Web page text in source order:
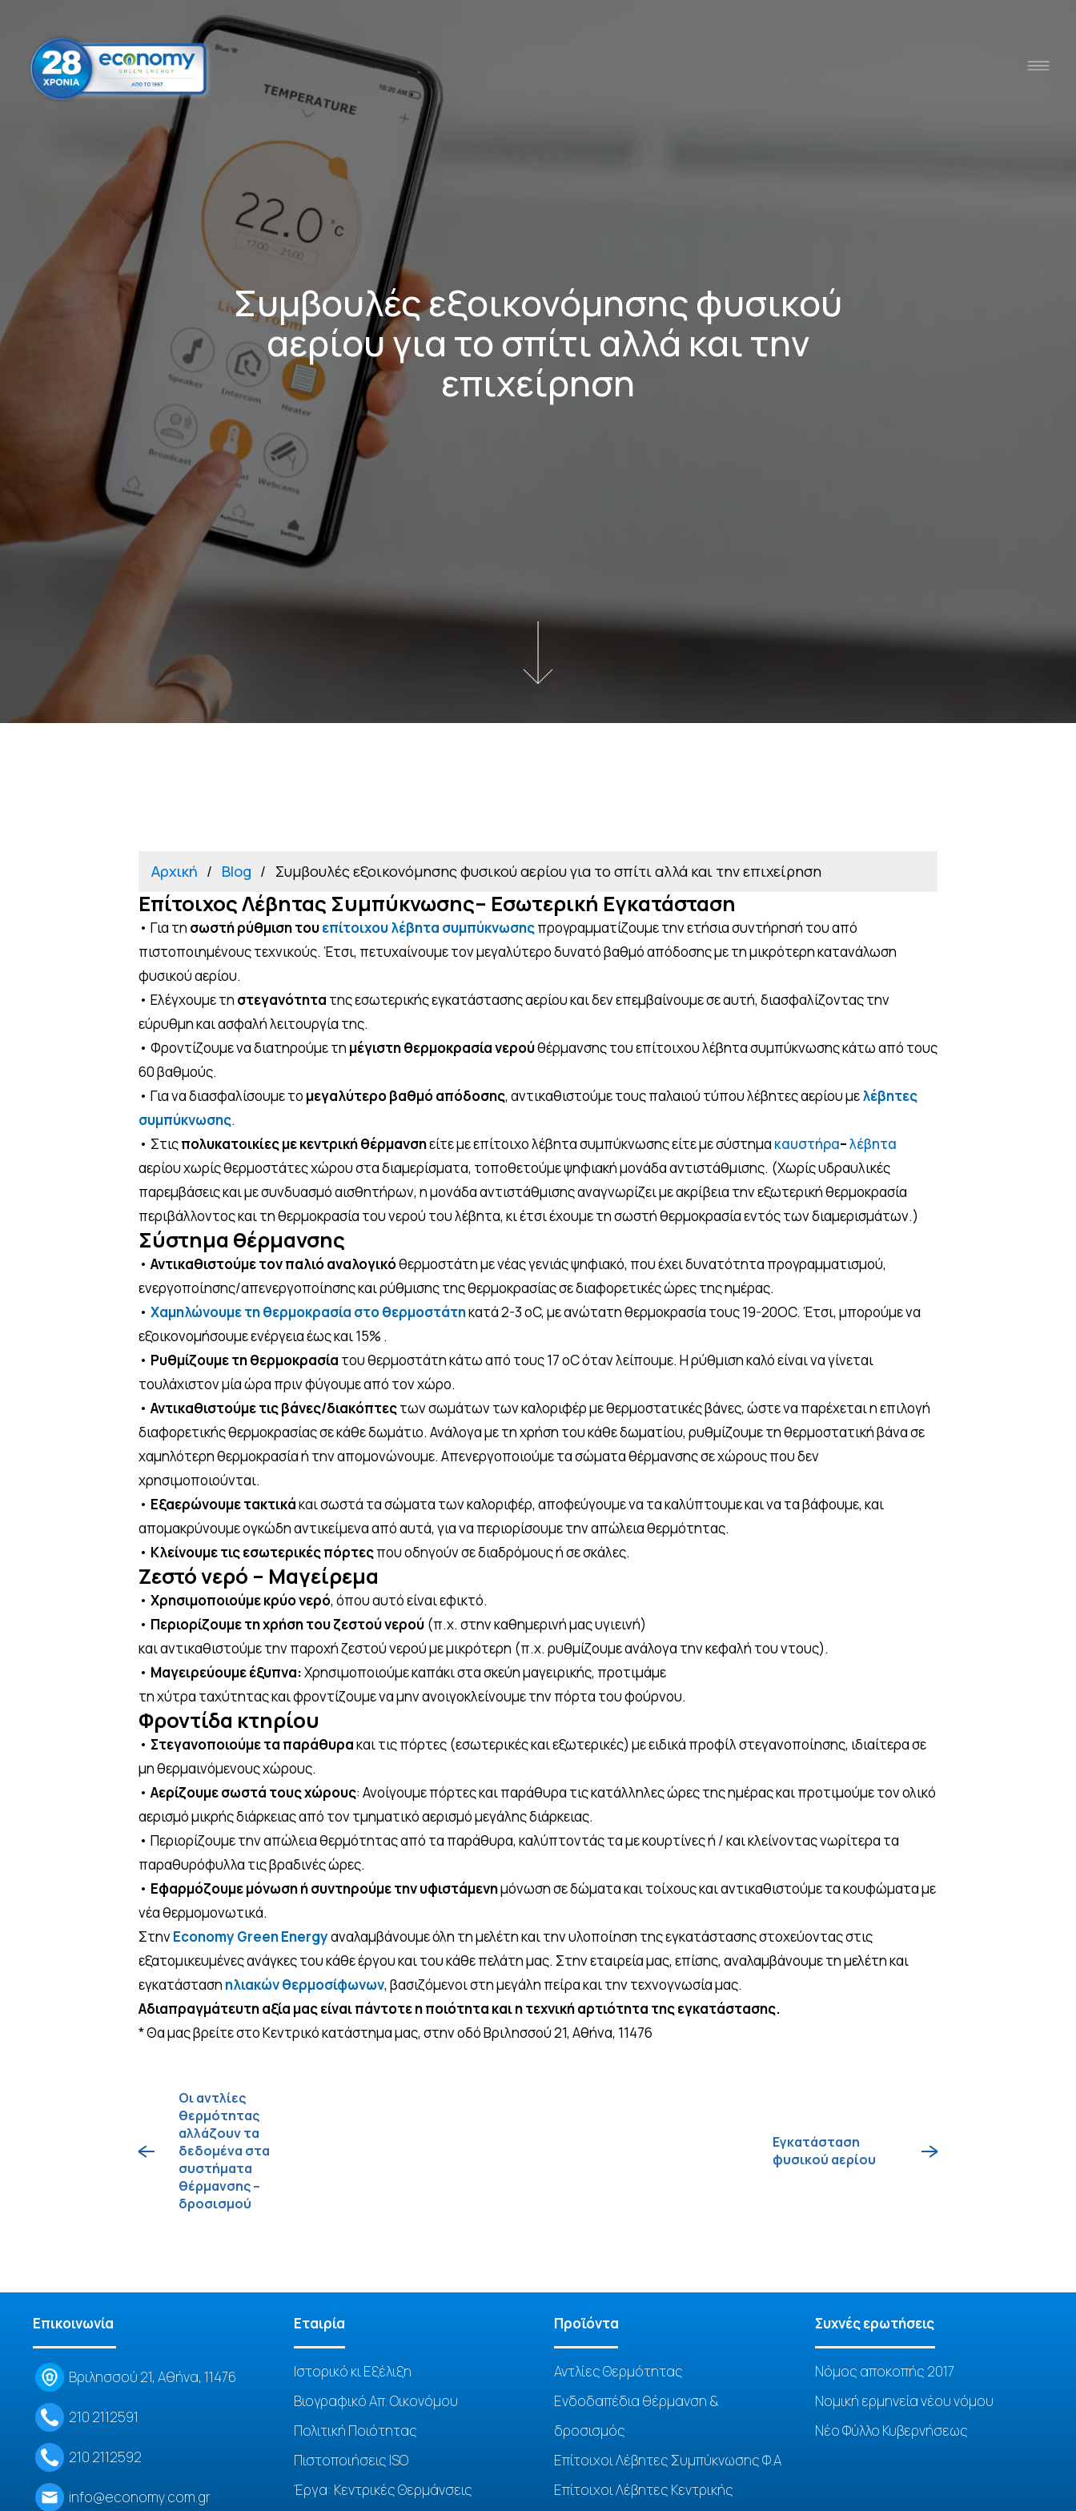
Συμβουλές εξοικονόμησης φυσικού
αερίου για το σπίτι αλλά και την
επιχείρηση
Αρχική Blog Συμβουλές εξοικονόμησης φυσικού αερίου για το σπίτι αλλά και την επιχείρηση
Επίτοιχος Λέβητας Συμπύκνωσης– Εσωτερική Εγκατάσταση
• Για τη σωστή ρύθμιση τουεπίτοιχου λέβητα συμπύκνωσηςπρογραμματίζουμε την ετήσια συντήρησή του από
πιστοποιημένους τεχνικούς. Έτσι, πετυχαίνουμε τον μεγαλύτερο δυνατό βαθμό απόδοσης με τη μικρότερη κατανάλωση
φυσικού αερίου.
• Ελέγχουμε τη στεγανότητα της εσωτερικής εγκατάστασης αερίου και δεν επεμβαίνουμε σε αυτή, διασφαλίζοντας την
εύρυθμη και ασφαλή λειτουργία της.
• Φροντίζουμε να διατηρούμε τη μέγιστη θερμοκρασία νερούθέρμανσης του επίτοιχου λέβητα συμπύκνωσης κάτω από τους
60 βαθμούς.
• Για να διασφαλίσουμε το μεγαλύτερο βαθμό απόδοσης, αντικαθιστούμε τους παλαιού τύπου λέβητες αερίου μελέβητες
συμπύκνωσης.
• Στιςπολυκατοικίες με κεντρική θέρμανσηείτε με επίτοιχο λέβητα συμπύκνωσης είτε με σύστημα καυστήρα–λέβητα
αερίου χωρίς θερμοστάτες χώρου στα διαμερίσματα, τοποθετούμε ψηφιακή μονάδα αντιστάθμισης. (Χωρίς υδραυλικές
παρεμβάσεις και με συνδυασμό αισθητήρων, η μονάδα αντιστάθμισης αναγνωρίζει με ακρίβεια την εξωτερική θερμοκρασία
περιβάλλοντος και τη θερμοκρασία του νερού του λέβητα, κι έτσι έχουμε τη σωστή θερμοκρασία εντός των διαμερισμάτων.)
Σύστημα θέρμανσης
• Αντικαθιστούμε τον παλιό αναλογικόθερμοστάτη με νέας γενιάς ψηφιακό, που έχει δυνατότητα προγραμματισμού,
ενεργοποίησης/απενεργοποίησης και ρύθμισης της θερμοκρασίας σε διαφορετικές ώρες της ημέρας.
• Χαμηλώνουμε τη θερμοκρασία στο θερμοστάτηκατά 2-3 oC, με ανώτατη θερμοκρασία τους 19-20OC. Έτσι, μπορούμε να
εξοικονομήσουμε ενέργεια έως και 15% .
• Ρυθμίζουμε τη θερμοκρασία του θερμοστάτη κάτω από τους 17 oC όταν λείπουμε. Η ρύθμιση καλό είναι να γίνεται
τουλάχιστον μία ώρα πριν φύγουμε από τον χώρο.
• Αντικαθιστούμε τις βάνες/διακόπτεςτων σωμάτων των καλοριφέρ με θερμοστατικές βάνες, ώστε να παρέχεται η επιλογή
διαφορετικής θερμοκρασίας σε κάθε δωμάτιο. Ανάλογα με τη χρήση του κάθε δωματίου, ρυθμίζουμε τη θερμοστατική βάνα σε
χαμηλότερη θερμοκρασία ή την απομονώνουμε. Απενεργοποιούμε τα σώματα θέρμανσης σε χώρους που δεν
χρησιμοποιούνται.
• Εξαερώνουμε τακτικάκαι σωστά τα σώματα των καλοριφέρ, αποφεύγουμε να τα καλύπτουμε και να τα βάφουμε, και
απομακρύνουμε ογκώδη αντικείμενα από αυτά, για να περιορίσουμε την απώλεια θερμότητας.
• Κλείνουμε τις εσωτερικές πόρτεςπου οδηγούν σε διαδρόμους ή σε σκάλες.
Ζεστό νερό – Μαγείρεμα
• Χρησιμοποιούμε κρύο νερό, όπου αυτό είναι εφικτό.
• Περιορίζουμε τη χρήση του ζεστού νερού (π.χ. στην καθημερινή μας υγιεινή)
και αντικαθιστούμε την παροχή ζεστού νερού με μικρότερη (π.χ. ρυθμίζουμε ανάλογα την κεφαλή του ντους).
• Μαγειρεύουμε έξυπνα:Χρησιμοποιούμε καπάκι στα σκεύη μαγειρικής, προτιμάμε
τη χύτρα ταχύτητας και φροντίζουμε να μην ανοιγοκλείνουμε την πόρτα του φούρνου.
Φροντίδα κτηρίου
• Στεγανοποιούμε τα παράθυρακαι τις πόρτες (εσωτερικές και εξωτερικές) με ειδικά προφίλ στεγανοποίησης, ιδιαίτερα σε
μη θερμαινόμενους χώρους.
• Αερίζουμε σωστά τους χώρους: Ανοίγουμε πόρτες και παράθυρα τις κατάλληλες ώρες της ημέρας και προτιμούμε τον ολικό
αερισμό μικρής διάρκειας από τον τμηματικό αερισμό μεγάλης διάρκειας.
• Περιορίζουμε την απώλεια θερμότητας από τα παράθυρα, καλύπτοντάς τα με κουρτίνες ή / και κλείνοντας νωρίτερα τα
παραθυρόφυλλα τις βραδινές ώρες.
• Εφαρμόζουμε μόνωση ή συντηρούμε την υφιστάμενημόνωση σε δώματα και τοίχους και αντικαθιστούμε τα κουφώματα με
νέα θερμομονωτικά.
ΣτηνEconomy Green Energyαναλαμβάνουμε όλη τη μελέτη και την υλοποίηση της εγκατάστασης στοχεύοντας στις
εξατομικευμένες ανάγκες του κάθε έργου και του κάθε πελάτη μας. Στην εταιρεία μας, επίσης, αναλαμβάνουμε τη μελέτη και
εγκατάσταση ηλιακών θερμοσίφωνων, βασιζόμενοι στη μεγάλη πείρα και την τεχνογνωσία μας.
Αδιαπραγμάτευτη αξία μας είναι πάντοτε η ποιότητα και η τεχνική αρτιότητα της εγκατάστασης.
* Θα μας βρείτε στο Κεντρικό κατάστημα μας, στην οδό Βριλησσού 21, Αθήνα, 11476
Οι αντλίες
θερμότητας
αλλάζουν τα
δεδομένα στα
συστήματα
θέρμανσης –
δροσισμού
Εγκατάσταση
φυσικού αερίου
Επικοινωνία
Βριλησσού 21, Αθήνα, 11476
210 2112591
210 2112592
info@economy.com.gr
Eταιρία
Ιστορικό κι Εξέλιξη
Βιογραφικό Απ. Οικονόμου
Πολιτική Ποιότητας
Πιστοποιήσεις ISO
Έργα: Κεντρικές Θερμάνσεις
Προϊόντα
Αντλίες Θερμότητας
Ενδοδαπέδια θέρμανση &
δροσισμός
Επίτοιχοι Λέβητες Συμπύκνωσης Φ.Α
Επίτοιχοι Λέβητες Κεντρικής
Συχνές ερωτήσεις
Νόμος αποκοπής 2017
Νομική ερμηνεία νέου νόμου
Νέο Φύλλο Κυβερνήσεως